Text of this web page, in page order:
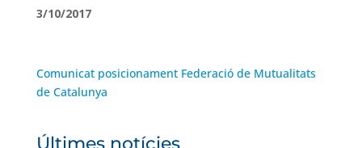
3/10/2017
Comunicat posicionament Federació de Mutualitats
de Catalunya
Últimes notícies